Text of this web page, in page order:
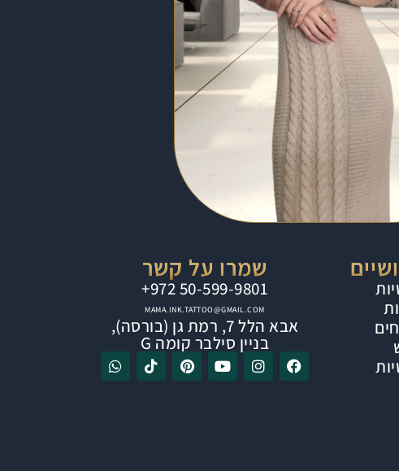
שמרו על קשר
MAMA.INK.TATTOO@GMAIL.COM
אבא הלל 7, רמת גן (בורסה),
בניין סילבר קומה G